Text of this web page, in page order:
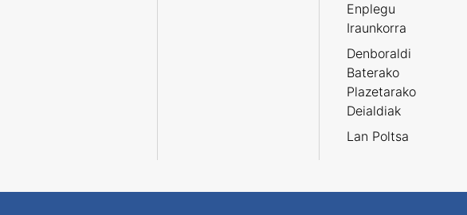
Enplegu
Iraunkorra
Denboraldi
Baterako
Plazetarako
Deialdiak
Lan Poltsa